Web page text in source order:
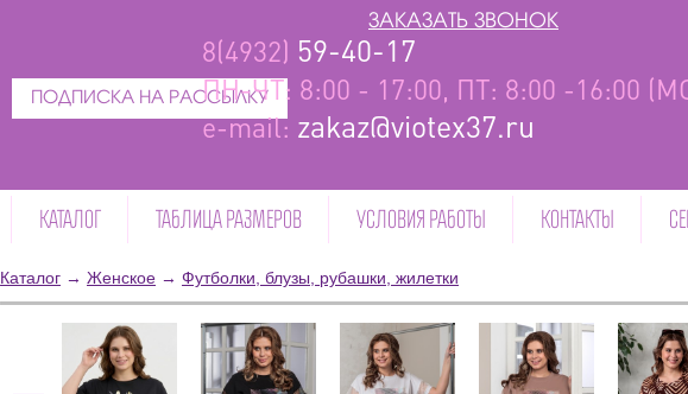
ПОДПИСКА НА РАССЫЛКУ
8(4932) 59-40-17
ПН-ЧТ: 8:00 - 17:00, ПТ: 8:00 -16:00
e-mail: zakaz@viotex37.ru
ЗАКАЗАТЬ ЗВОНОК
КАТАЛОГ ТАБЛИЦА РАЗМЕРОВ УСЛОВИЯ РАБОТЫ КОНТАКТЫ
Каталог → Женское → Футболки, блузы, рубашки, жилетки